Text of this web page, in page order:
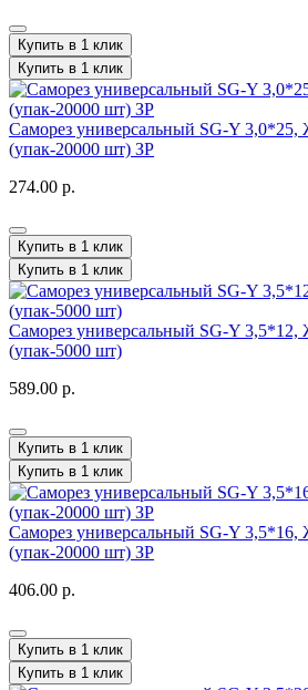
Купить в 1 клик
Купить в 1 клик
Саморез универсальный SG-Y
(упак-20000 шт) ЗР
274.00 р.
Купить в 1 клик
Купить в 1 клик
Саморез универсальный SG-Y
(упак-5000 шт)
589.00 р.
Купить в 1 клик
Купить в 1 клик
Саморез универсальный SG-Y
(упак-20000 шт) ЗР
406.00 р.
Купить в 1 клик
Купить в 1 клик